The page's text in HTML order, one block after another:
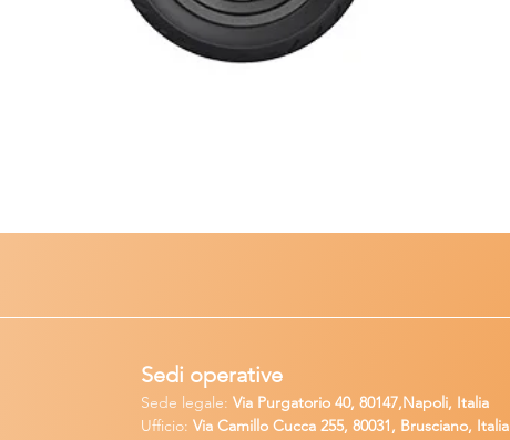
Sedi operative
Sede legale:Via Purgatorio 40, 80147,Napoli, Italia
Ufficio:Via Camillo Cucca 255, 80031, Brusciano, Italia